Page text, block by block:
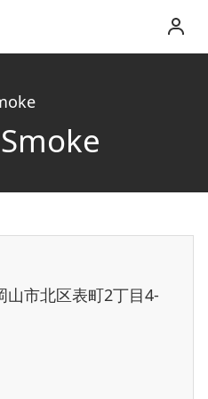
山市北区表町2丁目4-